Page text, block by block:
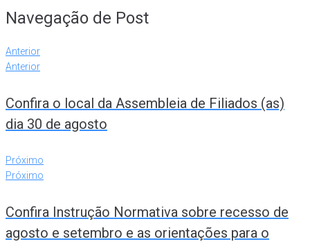
Navegação de Post
Anterior
Anterior
Confira o local da Assembleia de Filiados (as)
dia 30 de agosto
Próximo
Próximo
Confira Instrução Normativa sobre recesso de
agosto e setembro e as orientações para o